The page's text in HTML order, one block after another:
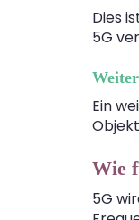
Dies
5G
Ein
Wie
5G